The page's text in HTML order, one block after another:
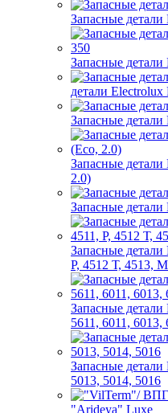
Запасные
Запасные
детали Electrolux
Запасные
Запасные
2.0)
Запасные
Запасные
P, 4512 Т, 4513,
Запасные
5611, 6011, 6013,
Запасные
5013, 5014, 5016
"Arideya" Luxe